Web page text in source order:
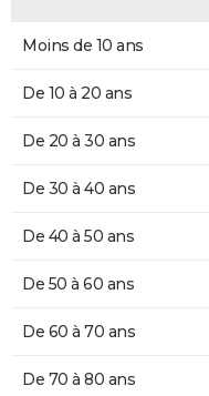
Moins de 10 ans
De 10 à 20 ans
De 20 à 30 ans
De 30 à 40 ans
De 40 à 50 ans
De 50 à 60 ans
De 60 à 70 ans
De 70 à 80 ans